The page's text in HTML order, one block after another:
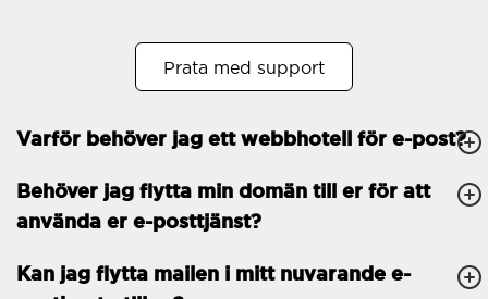
30
-
Gratis e-post &
telefonsupport
Gratis konfiguration
Prata med support
Varför behöver jag ett webbhotell för e-post?
Behöver jag flytta min domän till er för att
använda er e-posttjänst?
Kan jag flytta mailen i mitt nuvarande e-